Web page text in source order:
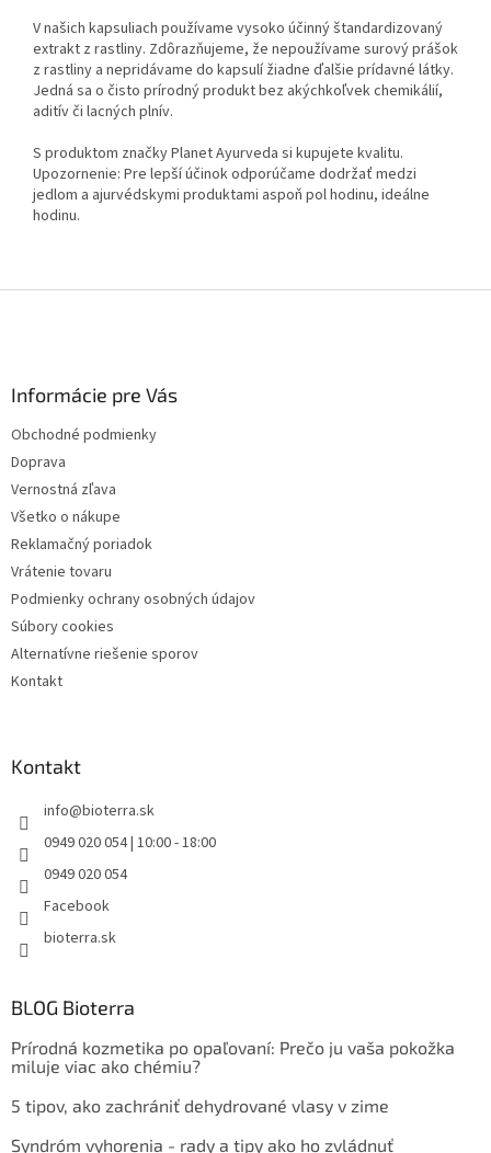
V našich kapsuliach používame vysoko účinný štandardizovaný
extrakt z rastliny. Zdôrazňujeme, že nepoužívame surový prášok
z rastliny a nepridávame do kapsulí žiadne ďalšie prídavné látky.
Jedná sa o čisto prírodný produkt bez akýchkoľvek chemikálií,
aditív či lacných plnív.
S produktom značky Planet Ayurveda si kupujete kvalitu.
Upozornenie: Pre lepší účinok odporúčame dodržať medzi
jedlom a ajurvédskymi produktami aspoň pol hodinu, ideálne
hodinu.
Informácie pre Vás
Obchodné podmienky
Doprava
Vernostná zľava
Všetko o nákupe
Reklamačný poriadok
Vrátenie tovaru
Podmienky ochrany osobných údajov
Súbory cookies
Alternatívne riešenie sporov
Kontakt
Kontakt
info@bioterra.sk
0949 020 054 | 10:00 - 18:00
0949 020 054
Facebook
bioterra.sk
BLOG Bioterra
Prírodná kozmetika po opaľovaní: Prečo ju vaša pokožka
miluje viac ako chémiu?
5 tipov, ako zachrániť dehydrované vlasy v zime
Syndróm vyhorenia - rady a tipy ako ho zvládnuť